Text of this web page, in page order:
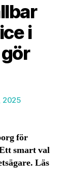
i
2025
för
smart val
Läs